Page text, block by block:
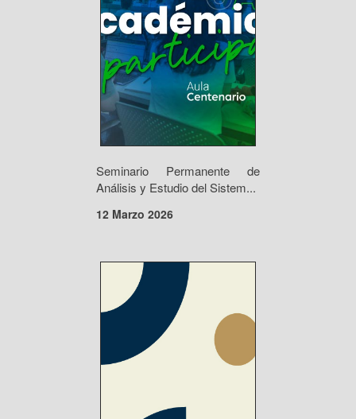
Seminario Permanente de
Análisis y Estudio del Sistem...
12 Marzo 2026